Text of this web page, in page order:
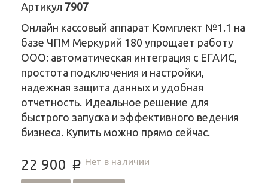
Артикул 7907
Онлайн кассовый аппарат Комплект №1.1 на
базе ЧПМ Меркурий 180 упрощает работу
ООО: автоматическая интеграция с ЕГАИС,
простота подключения и настройки,
надежная защита данных и удобная
отчетность. Идеальное решение для
быстрого запуска и эффективного ведения
бизнеса. Купить можно прямо сейчас.
22 900 p Нет в наличии